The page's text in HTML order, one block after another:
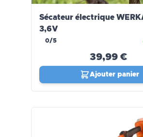
Sécateur électrique
3,6V
0/5
39,99 €
Ajouter panier